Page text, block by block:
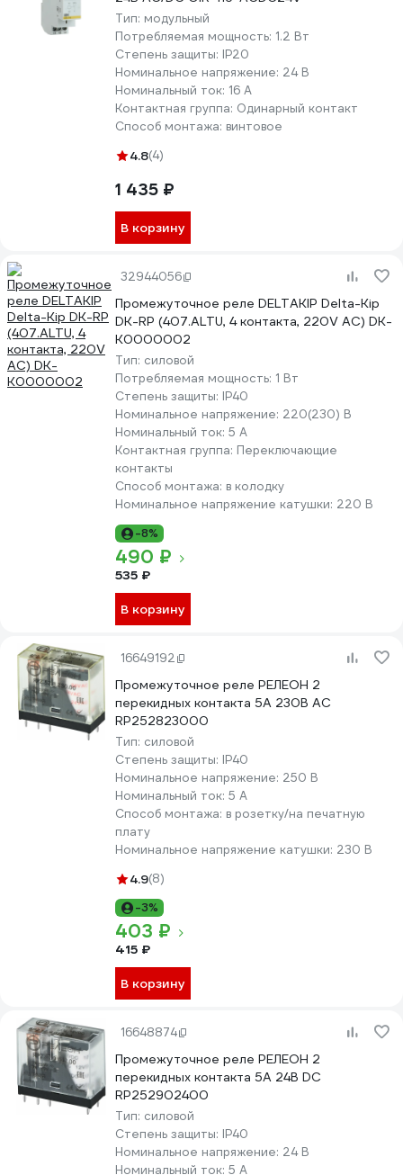
Тип: модульный
Потребляемая мощность: 1.2 Вт
Степень защиты: IP20
Номинальное напряжение: 24 В
Номинальный ток: 16 А
Контактная группа: Одинарный контакт
Способ монтажа: винтовое
4.8(4)
1 435 ₽
В корзину
32944056
Промежуточное реле DELTAKIP Delta-Kip
DK-RP (407.ALTU, 4 контакта, 220V AC) DK-
K0000002
Тип: силовой
Потребляемая мощность: 1 Вт
Степень защиты: IP40
Номинальное напряжение: 220(230) В
Номинальный ток: 5 А
Контактная группа: Переключающие
контакты
Способ монтажа: в колодку
Номинальное напряжение катушки: 220 В
-8%
490 ₽
535 ₽
В корзину
16649192
Промежуточное реле РЕЛЕОН 2
перекидных контакта 5А 230В AC
RP252823000
Тип: силовой
Степень защиты: IP40
Номинальное напряжение: 250 В
Номинальный ток: 5 А
Способ монтажа: в розетку/на печатную
плату
Номинальное напряжение катушки: 230 В
4.9(8)
-3%
403 ₽
415 ₽
В корзину
16648874
Промежуточное реле РЕЛЕОН 2
перекидных контакта 5А 24В DC
RP252902400
Тип: силовой
Степень защиты: IP40
Номинальное напряжение: 24 В
Номинальный ток: 5 А